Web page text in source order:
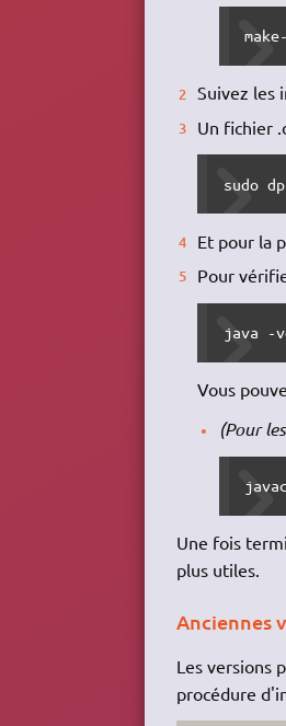
Suivez les
Un fichier
sudo
Et pour la
Pour
java -
Vous
(Pour
Une fois
plus utiles.
Anciennes
Les versions
procédure